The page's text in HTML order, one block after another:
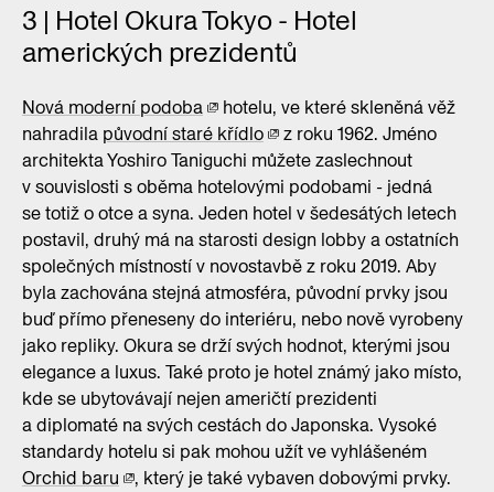
3 | Hotel Okura Tokyo - Hotel
amerických prezidentů
Nová moderní podoba
hotelu, ve které skleněná věž
nahradila původní staré křídlo
z roku 1962. Jméno
architekta Yoshiro Taniguchi můžete zaslechnout
v souvislosti s oběma hotelovými podobami - jedná
se totiž o otce a syna. Jeden hotel v šedesátých letech
postavil, druhý má na starosti design lobby a ostatních
společných místností v novostavbě z roku 2019. Aby
byla zachována stejná atmosféra, původní prvky jsou
buď přímo přeneseny do interiéru, nebo nově vyrobeny
jako repliky. Okura se drží svých hodnot, kterými jsou
elegance a luxus. Také proto je hotel známý jako místo,
kde se ubytovávají nejen američtí prezidenti
a diplomaté na svých cestách do Japonska. Vysoké
standardy hotelu si pak mohou užít ve vyhlášeném
Orchid baru
, který je také vybaven dobovými prvky.